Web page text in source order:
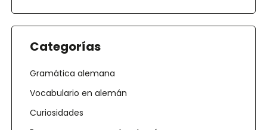
Categorías
Gramática alemana
Vocabulario en alemán
Curiosidades